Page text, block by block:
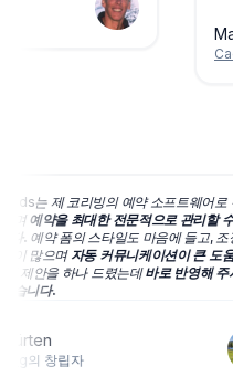
는 제 코리빙의 예약 소프트웨어로
하며예약을 최대한 전문적으로 관리할
니다.예약 폼의 스타일도 마음에 들고,
션이 많으며자동 커뮤니케이션이 큰 도
에 제안을 하나 드렸는데바로 반영해
웠습니다.
Kürten
의 창립자